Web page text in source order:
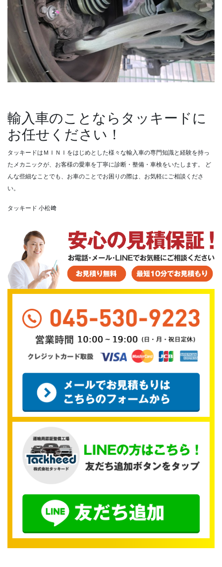
輸入車のことならタッキードに
お任せください！
タッキードはＭＩＮＩをはじめとした様々な輸入車の専門知識と経験を持っ
たメカニックが、お客様の愛車を丁寧に診断・整備・車検をいたします。
ど
んな些細なことでも、お車のことでお困りの際は、お気軽にご相談くださ
い。
タッキード 小松﨑